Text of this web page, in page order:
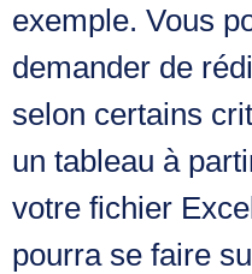
exemple. Vous
demander de
selon certains
un tableau à
votre fichier
pourra se faire